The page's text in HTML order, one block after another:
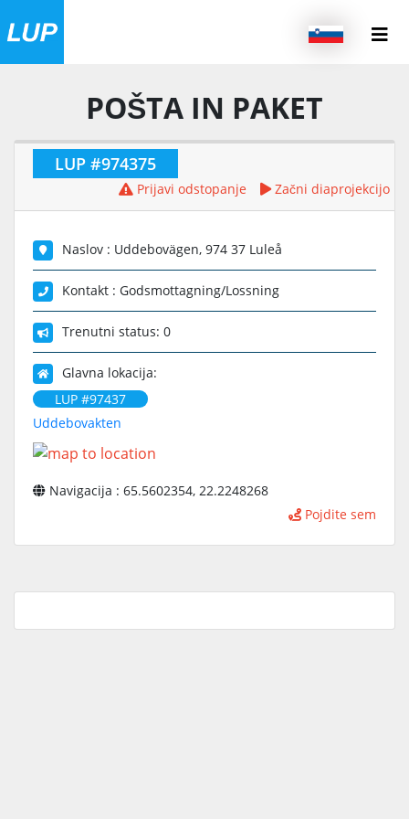
POŠTA IN PAKET
LUP #974375
Prijavi odstopanje Začni diaprojekcijo
Naslov : Uddebovägen, 974 37 Luleå
Kontakt : Godsmottagning/Lossning
Trenutni status: 0
Glavna lokacija:
LUP #97437
Uddebovakten
Navigacija : 65.5602354, 22.2248268
Pojdite sem